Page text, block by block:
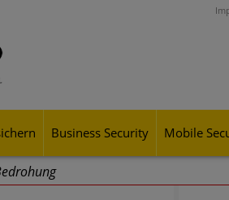
Business Security Mobile